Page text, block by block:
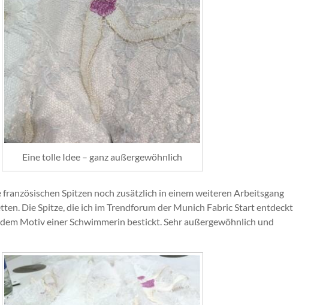
Eine tolle Idee – ganz außergewöhnlich
Spitzen noch zusätzlich in einem weiteren Arbeitsgang
Die Spitze, die ich im Trendforum der Munich Fabric Start entdeckt
Motiv einer Schwimmerin bestickt. Sehr außergewöhnlich und